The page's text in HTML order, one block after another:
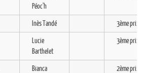
Péoc'h
Inès Tandé 3ème prix
Lucie
Barthelet
3ème prix
Bianca
2ème prix